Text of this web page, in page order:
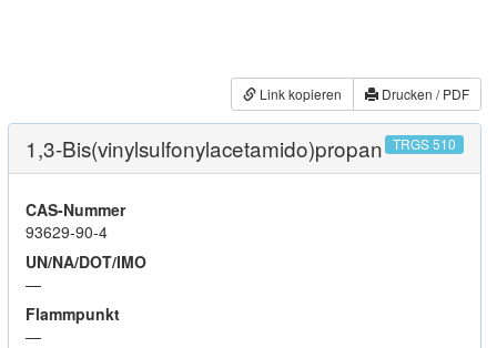
Link kopieren Drucken / PDF
1,3-Bis(vinylsulfonylacetamido)propan TRGS 510
CAS-Nummer
93629-90-4
UN/NA/DOT/IMO
—
Flammpunkt
—